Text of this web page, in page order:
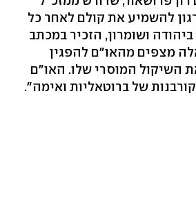
להשמיע את קולם לאחר כל
ושומרון, הזכיר במכתב
מצפים מהאו"ם להפגין
השיקול המוסרי שלו. האו"ם
של ברוטאליות ואימה".